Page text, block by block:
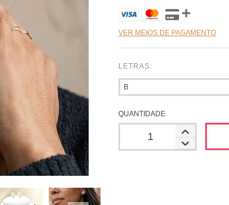
VER MEIOS DE PAGAMENTO
LETRAS:
QUANTIDADE